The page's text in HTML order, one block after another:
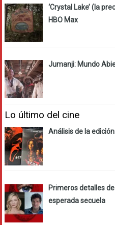
‘Crystal Lake’ (la
HBO Max
Jumanji: Mundo
Lo último del cine
Análisis de la
Primeros detalles de
esperada secuela